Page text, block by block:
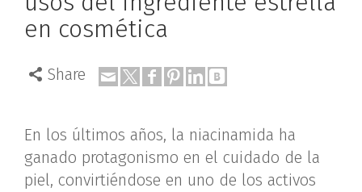
en cosmética
Share
En los últimos años, la niacinamida ha
ganado protagonismo en el cuidado de la
piel, convirtiéndose en uno de los activos